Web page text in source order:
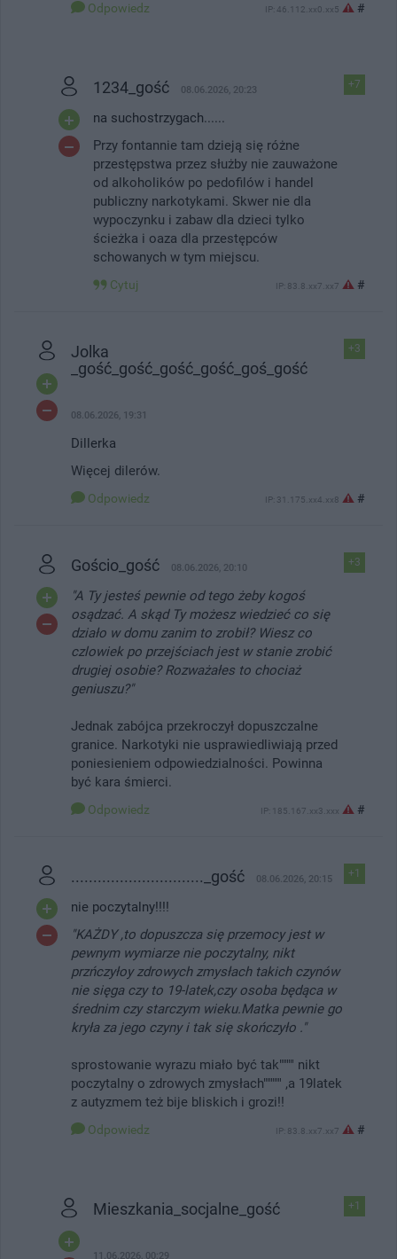
Odpowiedz IP: 46.112.xx0.xx5 #
+7
1234_gość 08.06.2026, 20:23
na suchostrzygach......
Przy fontannie tam dzieją się różne
przestępstwa przez służby nie zauważone
od alkoholików po pedofilów i handel
publiczny narkotykami. Skwer nie dla
wypoczynku i zabaw dla dzieci tylko
ścieżka i oaza dla przestępców
schowanych w tym miejscu.
Cytuj IP: 83.8.xx7.xx7 #
+3
Jolka
_gość_gość_gość_gość_goś_gość
08.06.2026, 19:31
Dillerka
Więcej dilerów.
Odpowiedz IP: 31.175.xx4.xx8 #
+3
Gościo_gość 08.06.2026, 20:10
"A Ty jesteś pewnie od tego żeby kogoś
osądzać. A skąd Ty możesz wiedzieć co się
działo w domu zanim to zrobił? Wiesz co
czlowiek po przejściach jest w stanie zrobić
drugiej osobie? Rozważałes to chociaż
geniuszu?"
Jednak zabójca przekroczył dopuszczalne
granice. Narkotyki nie usprawiedliwiają przed
poniesieniem odpowiedzialności. Powinna
być kara śmierci.
Odpowiedz IP: 185.167.xx3.xxx #
+1
.............................._gość 08.06.2026, 20:15
nie poczytalny!!!!
"KAŻDY ,to dopuszcza się przemocy jest w
pewnym wymiarze nie poczytalny, nikt
przńczyłoy zdrowych zmysłach takich czynów
nie sięga czy to 19-latek,czy osoba będąca w
średnim czy starczym wieku.Matka pewnie go
kryła za jego czyny i tak się skończyło ."
sprostowanie wyrazu miało być tak"""" nikt
poczytalny o zdrowych zmysłach""""" ,a 19latek
z autyzmem też bije bliskich i grozi!!
Odpowiedz IP: 83.8.xx7.xx7 #
+1
Mieszkania_socjalne_gość
11.06.2026, 00:29